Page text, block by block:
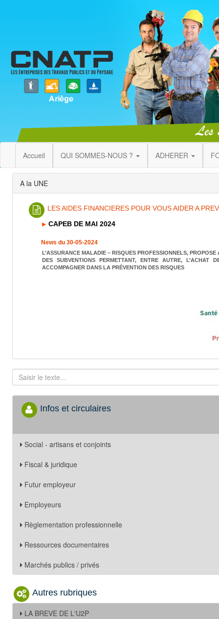
Accueil QUI SOMMES-NOUS ? ADHERER
A la UNE
LES AIDES FINANCIERES POUR VOUS AIDER A
CAPEB DE MAI 2024
News du 30-05-2024
L’ASSURANCE MALADIE – RISQUES PROFESSIONNELS,
DES SUBVENTIONS PERMETTANT, ENTRE AUTRE, L’ACHAT
ACCOMPAGNER DANS LA PRÉVENTION DES RISQUES
Infos et circulaires
Social - artisans et conjoints
Fiscal & juridique
Futur employeur
Employeurs
Règlementation professionnelle
Ressources documentaires
Marchés publics / privés
Autres rubriques
LA BREVE DE L'U2P